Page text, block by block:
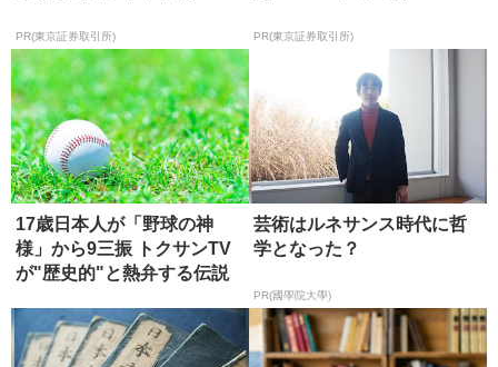
PR(東京証券取引所) PR(東京証券取引所)
17歳日本人が「野球の神
様」から9三振 トクサンTV
が"歴史的"と熱弁する伝説
芸術はルネサンス時代に哲
学となった？
PR(國學院大學)